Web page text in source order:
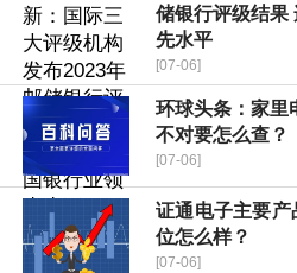
储银行评级结果
先水平
[07-06]
环球头条：家里
不对要怎么查？
[07-06]
证通电子主要
位怎么样？
[07-06]